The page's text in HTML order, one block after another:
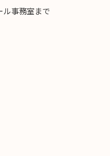
ル事務室まで